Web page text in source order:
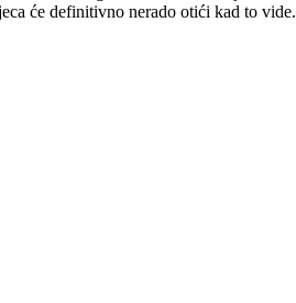
će definitivno nerado otići kad to vide.